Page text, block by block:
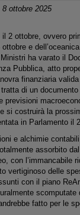
ottobre 2025
2 ottobre, ovvero
e
ha varato il
Pubblica, atto
finanziaria
di un
previsioni
si costruirà la
in Parlamento il
e alchimie
assorbito
con l’immancabile
vertiginoso delle
con il piano
fatto per le